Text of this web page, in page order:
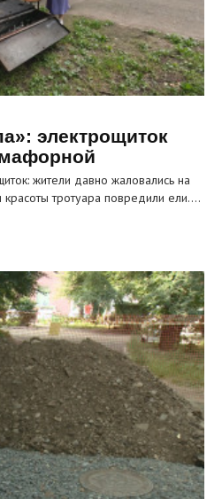
электрощиток
жители давно жаловались на
тротуара повредили ели.…